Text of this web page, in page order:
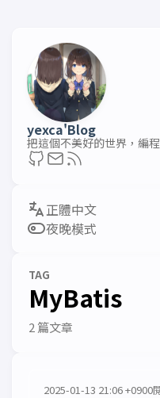
yexca'Blog
把這個不美好的世界，編
夜晚模式
TAG
MyBatis
2 篇文章
2025-01-13 21:06 +0900